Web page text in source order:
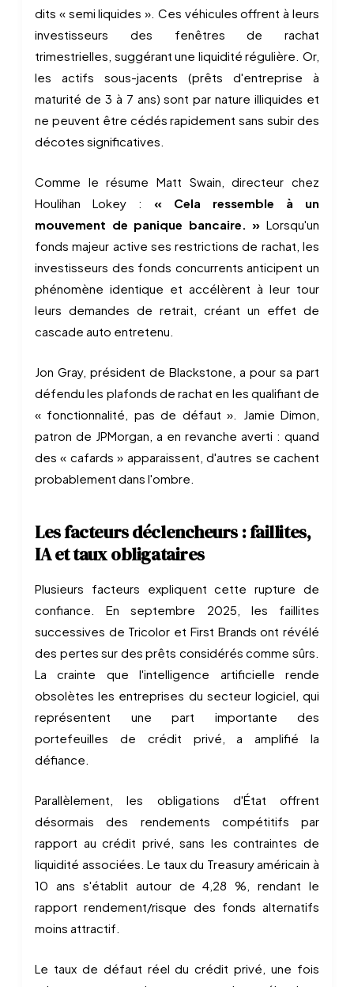
dits « semi liquides ». Ces véhicules offrent à leurs
investisseurs des fenêtres de rachat
trimestrielles, suggérant une liquidité régulière. Or,
les actifs sous-jacents (prêts d'entreprise à
maturité de 3 à 7 ans) sont par nature illiquides et
ne peuvent être cédés rapidement sans subir des
décotes significatives.
Comme le résume Matt Swain, directeur chez
Houlihan Lokey : « Cela ressemble à un
mouvement de panique bancaire. » Lorsqu'un
fonds majeur active ses restrictions de rachat, les
investisseurs des fonds concurrents anticipent un
phénomène identique et accélèrent à leur tour
leurs demandes de retrait, créant un effet de
cascade auto entretenu.
Jon Gray, président de Blackstone, a pour sa part
défendu les plafonds de rachat en les qualifiant de
« fonctionnalité, pas de défaut ». Jamie Dimon,
patron de JPMorgan, a en revanche averti : quand
des « cafards » apparaissent, d'autres se cachent
probablement dans l'ombre.
Les facteurs déclencheurs : faillites,
IA et taux obligataires
Plusieurs facteurs expliquent cette rupture de
confiance. En septembre 2025, les faillites
successives de Tricolor et First Brands ont révélé
des pertes sur des prêts considérés comme sûrs.
La crainte que l'intelligence artificielle rende
obsolètes les entreprises du secteur logiciel, qui
représentent une part importante des
portefeuilles de crédit privé, a amplifié la
défiance.
Parallèlement, les obligations d'État offrent
désormais des rendements compétitifs par
rapport au crédit privé, sans les contraintes de
liquidité associées. Le taux du Treasury américain à
10 ans s'établit autour de 4,28 %, rendant le
rapport rendement/risque des fonds alternatifs
moins attractif.
Le taux de défaut réel du crédit privé, une fois